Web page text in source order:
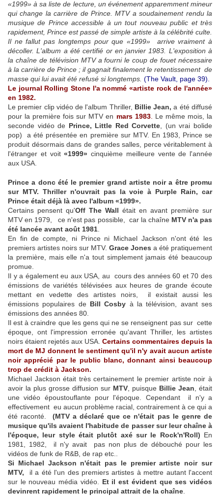
«1999» à sa liste de lecture, un événement apparemment mineur
qui change la carrière de Prince. MTV a soudainement rendu la
musique de Prince accessible à un tout nouveau public et très
rapidement, Prince est passé de simple artiste à la célébrité culte.
Il ne fallut pas longtemps pour que «1999» arrive vraiment à
décoller. L'album a été certifié or en janvier 1983. L'exposition à
la chaîne de télévision MTV a fourni le coup de fouet nécessaire
à la carrière de Prince ; il gagnait finalement le retentissement de
masse qui lui avait été refusé si longtemps. (The Vault, page 39).
Le journal Rolling Stone l'a nommé «artiste rock de l'année»
en 1982.
Le premier clip vidéo de l'album Thriller, Billie Jean, a été diffusé
pour la première fois sur MTV en mars 1983.
Le même mois, la
seconde vidéo de Prince, Little Red Corvette , (un vrai bolide
pop) a été présentée en première sur MTV. En 1983, Prince se
produit désormais dans de grandes salles, perce véritablement à
l'étranger et voit«1999» cinquième meilleure vente de l'année
aux USA.
Prince a donc été le premier grand artiste noir a être promu
sur MTV. Thriller n'ouvrait pas la voie à Purple Rain, car
Prince était déjà là avec l'album «1999».
Certains pensent qu'Off The Wall était en avant première sur
MTV en 1979, ce n'est pas possible, car la chaîne MTV n'a pas
été lancée avant août 1981
En fin de compte, ni Prince ni Michael Jackson n'ont été les
premiers artistes noirs sur MTV. Grace Jones a été pratiquement
la première, mais elle n'a tout simplement jamais été beaucoup
promue.
Il y a également eu aux USA, au cours des années 60 et 70 des
émissions de variétés télévisées aux heures de grande écoute
mettant en vedette des artistes noirs, il existait aussi les
émissions populaires de Bill Cosby à la télévision, avant ses
émissions des années 80.
Il est à craindre que les gens qui ne se renseignent pas sur cette
époque, ont l'impression erronée qu'avant Thriller, les artistes
noirs étaient rejetés aux USA. Certains commentaires depuis la
mort de MJ donnent le sentiment qu'il n'y avait aucun artiste
noir apprécié par le public blanc, donnant ainsi beaucoup
trop de crédit à Jackson.
Michael Jackson était très certainement le premier artiste noir à
avoir la plus grosse diffusion sur MTV , puisque Billie Jean , était
une vidéo époustouflante pour l'époque. Cependant il n'y a
effectivement eu aucun problème racial, contrairement à ce qui a
été raconté. (MTV a déclaré que ce n'était pas le genre de
musique qu'ils avaient l'habitude de passer sur leur chaîne à
l'époque, leur style était plutôt axé sur le Rock'n'Roll) En
1981, 1982, il n'y avait pas non plus de débouché pour les
vidéos de funk de R&B, de rap etc..
Si Michael Jackson n'était pas le premier artiste noir sur
MTV, il a été l'un des premiers artistes à mettre autant l'accent
sur le nouveau média vidéo. Et il est évident que ses vidéos
devinrent rapidement le principal attrait de la chaîne